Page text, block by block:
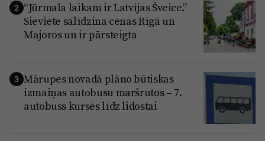
2 “Jūrmala laikam ir Latvijas Šveice.”
Sieviete salīdzina cenas Rīgā un
Majoros un ir pārsteigta
3 Mārupes novadā plāno būtiskas
izmaiņas autobusu maršrutos – 7.
autobuss kursēs līdz lidostai